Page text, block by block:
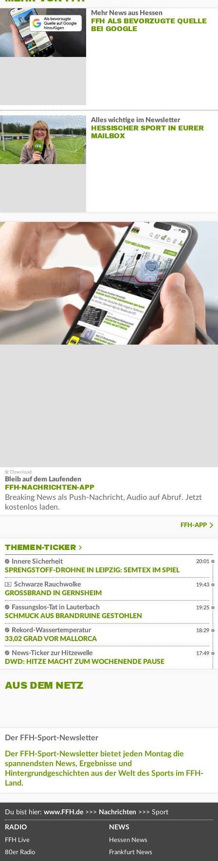
Mehr News aus Hessen
FFH ALS BEVORZUGTE QUELLE
BEI GOOGLE
Alles wichtige im Newsletter
HESSISCHER SPORT IN EURER
MAILBOX
Bleib auf dem Laufenden
FFH-NACHRICHTEN-APP
Breaking News als Push-Nachricht, Audio auf Abruf. Jetzt
kostenlos laden.
FFH-APP
THEMEN-TICKER
Innere Sicherheit
SPRENGSTOFF-DROHNE IN LEIPZIG: SEMTEX IM SPIEL
20:01
Schwarze Rauchwolke
GROSSBRAND IN GERNSHEIM
19:43
Fassungslos-Tat in Lauterbach
SCHMUCK AUS BRANDRUINE GESTOHLEN
19:25
Rekord-Wassertemperatur
33,02 GRAD VOR MALLORCA
18:29
News-Ticker zur Hitzewelle
DWD: HITZE MACHT ZUM WOCHENENDE PAUSE
17:49
AUS DEM NETZ
Der FFH-Sport-Newsletter
Der FFH-Sport-Newsletter bietet jeden Montag die
spannendsten News, Ergebnisse und
Hintergrundgeschichten aus der Welt des Sports im FFH-
Land.
Du bist hier: www.FFH.de >>> Nachrichten >>> Sport
RADIO
FFH Live
80er Radio
NEWS
Hessen News
Frankfurt News